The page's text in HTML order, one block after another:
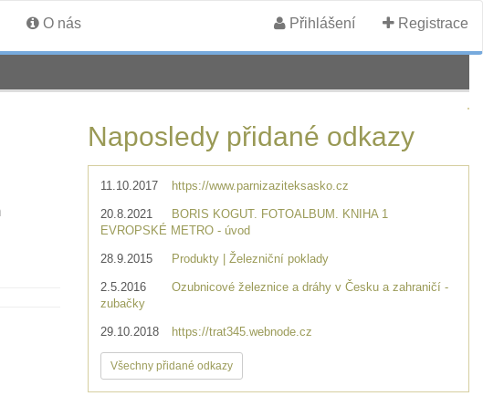
O nás Přihlášení Registrace
Naposledy přidané odkazy
11.10.2017 https://www.parnizaziteksasko.cz
20.8.2021
BORIS KOGUT. FOTOALBUM. KNIHA 1
EVROPSKÉ METRO - úvod
28.9.2015 Produkty | Železniční poklady
2.5.2016
Ozubnicové železnice a dráhy v Česku a zahraničí -
zubačky
29.10.2018 https://trat345.webnode.cz
Všechny přidané odkazy